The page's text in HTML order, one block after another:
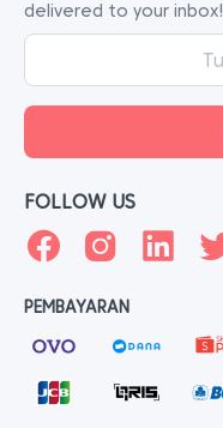
delivered to your inbox!
FOLLOW US
PEMBAYARAN